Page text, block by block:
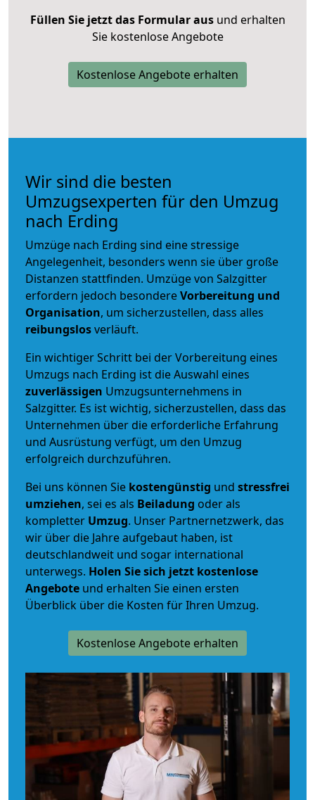
Füllen Sie jetzt das Formular ausund erhalten
Sie kostenlose Angebote
Kostenlose Angebote erhalten
Wir sind die besten
Umzugsexperten für den Umzug
nach Erding
Umzüge nach Erding sind eine stressige
Angelegenheit, besonders wenn sie über große
Distanzen stattfinden. Umzüge von Salzgitter
erfordern jedoch besondereVorbereitung und
Organisation, um sicherzustellen, dass alles
reibungslosverläuft.
Ein wichtiger Schritt bei der Vorbereitung eines
Umzugs nach Erding ist die Auswahl eines
zuverlässigen Umzugsunternehmens in
Salzgitter. Es ist wichtig, sicherzustellen, dass das
Unternehmen über die erforderliche Erfahrung
und Ausrüstung verfügt, um den Umzug
erfolgreich durchzuführen.
Bei uns können Sie kostengünstig und stressfrei
umziehen, sei es als Beiladung oder als
kompletter Umzug. Unser Partnernetzwerk, das
wir über die Jahre aufgebaut haben, ist
deutschlandweit und sogar international
unterwegs. Holen Sie sich jetzt kostenlose
Angebote und erhalten Sie einen ersten
Überblick über die Kosten für Ihren Umzug.
Kostenlose Angebote erhalten